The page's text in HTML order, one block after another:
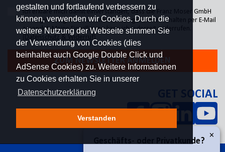
gestalten und fortlaufend verbessern zu
können, verwenden wir Cookies. Durch die
weitere Nutzung der Webseite stimmen Sie
der Verwendung von Cookies (dies
beinhaltet auch Google Double Click und
AdSense Cookies) zu. Weitere Informationen
zu Cookies erhalten Sie in unserer
Datenschutzerklärung
Verstanden
Ich erkläre mich damit einverstanden, dass die Franz Moser GmbH
mir regelmäßig Informationen zu den genannten Inhalten per E-Mail
zusendet. Meine Einwilligung kann ich jederzeit widerrufen.
(Datenschutz & Widerruf)
ZUM NEWSLETTER ANMELDEN
GET SOCIAL
×
Geschäfts- oder Privatkunde?